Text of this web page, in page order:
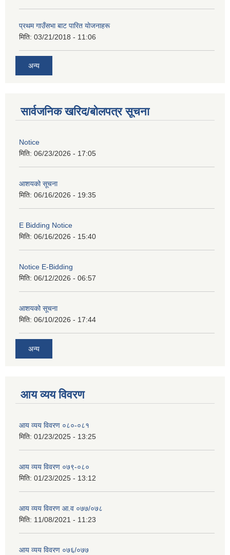
प्रथम गाउँसभा बाट पारित याेजनाहरू
मिति: 03/21/2018 - 11:06
अन्य
सार्वजनिक खरिद/बोलपत्र सूचना
Notice
मिति: 06/23/2026 - 17:05
आशयको सूचना
मिति: 06/16/2026 - 19:35
E Bidding Notice
मिति: 06/16/2026 - 15:40
Notice E-Bidding
मिति: 06/12/2026 - 06:57
आशयको सूचना
मिति: 06/10/2026 - 17:44
अन्य
आय व्यय विवरण
आय व्यय विवरण ०८०-०८१
मिति: 01/23/2025 - 13:25
आय व्यय विवरण ०७९-०८०
मिति: 01/23/2025 - 13:12
आय व्यय विवरण आ.व ०७७/०७८
मिति: 11/08/2021 - 11:23
आय व्यय विवरण ०७६/०७७